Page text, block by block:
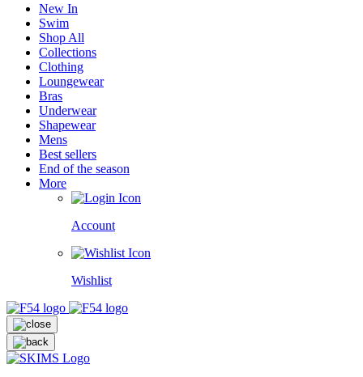
New In
Swim
Shop All
Collections
Clothing
Loungewear
Bras
Underwear
Shapewear
Mens
Best sellers
End of the season
More
Account
Wishlist